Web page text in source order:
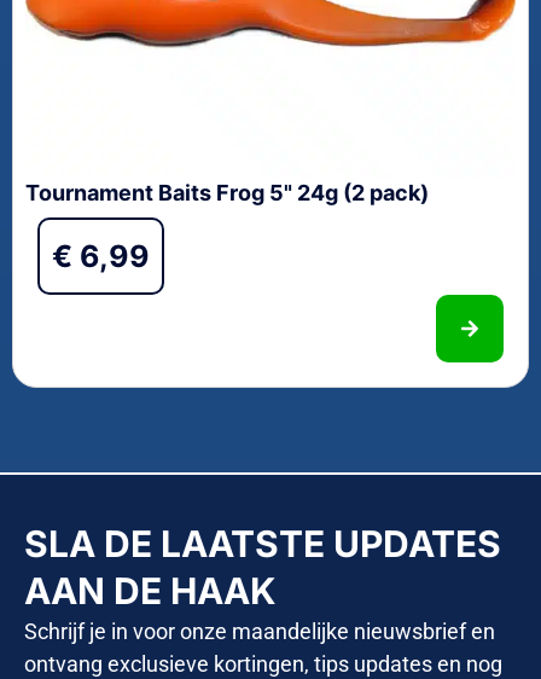
Tournament Baits Frog 5" 24g (2 pack)
€ 6,99
SLA DE LAATSTE UPDATES
AAN DE HAAK
Schrijf je in voor onze maandelijke nieuwsbrief en
ontvang exclusieve kortingen, tips updates en nog